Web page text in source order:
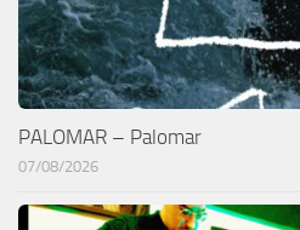
PALOMAR – Palomar
07/08/2026